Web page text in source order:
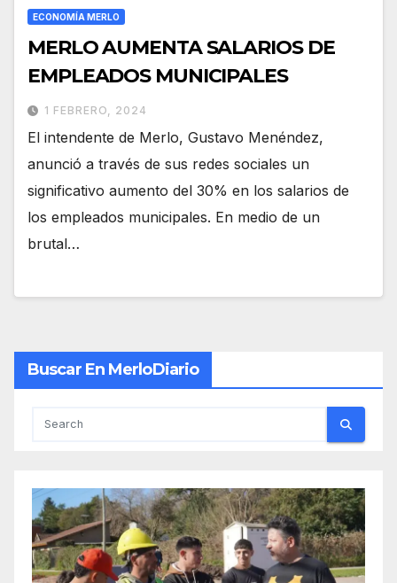
ECONOMÍA MERLO
MERLO AUMENTA SALARIOS DE
EMPLEADOS MUNICIPALES
1 FEBRERO, 2024
El intendente de Merlo, Gustavo Menéndez,
anunció a través de sus redes sociales un
significativo aumento del 30% en los salarios de
los empleados municipales. En medio de un
brutal…
Buscar En MerloDiario